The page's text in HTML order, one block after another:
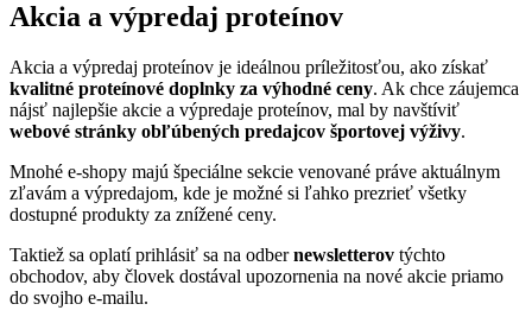
Akcia a výpredaj proteínov
Akcia a výpredaj proteínov je ideálnou príležitosťou, ako získať
kvalitné proteínové doplnky za výhodné ceny. Ak chce záujemca
nájsť najlepšie akcie a výpredaje proteínov, mal by navštíviť
webové stránky obľúbených predajcov športovej výživy.
Mnohé e-shopy majú špeciálne sekcie venované práve aktuálnym
zľavám a výpredajom, kde je možné si ľahko prezrieť všetky
dostupné produkty za znížené ceny.
Taktiež sa oplatí prihlásiť sa na odbernewsletterov týchto
obchodov, aby človek dostával upozornenia na nové akcie priamo
do svojho e-mailu.